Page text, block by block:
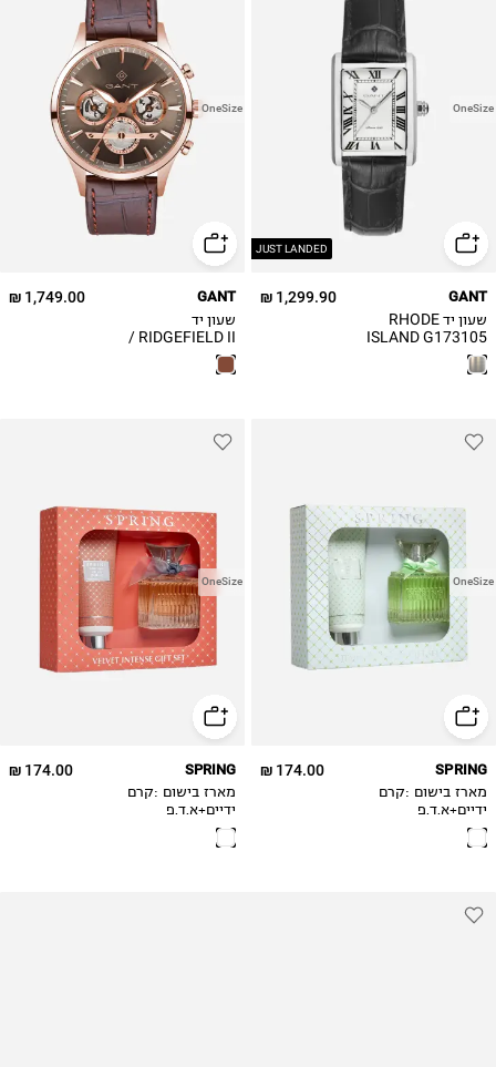
JUST LANDED
OneSize
1,299.90 ₪ GANT
שעון יד RHODE
ISLAND G173105
OneSize
1,749.00 ₪ GANT
שעון יד
RIDGEFIELD II /
גברים G131205
OneSize
174.00 ₪ SPRING
מארז בישום :קרם
ידיים+א.ד.פ
75מ״ל-טמטינג נאשי
OneSize
174.00 ₪ SPRING
מארז בישום :קרם
ידיים+א.ד.פ
75מ״ל-וולט אינטנס